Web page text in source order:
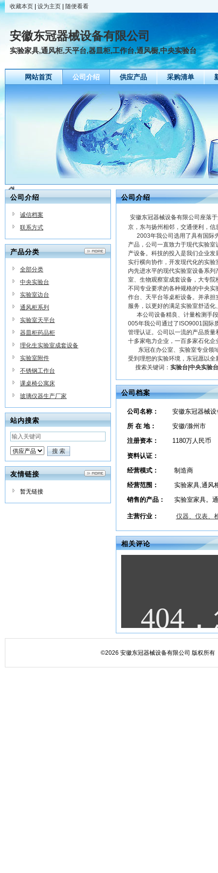
收藏本页 设为主页 随便看看
安徽东冠器械设备有限公司
实验家具,通风柜,天平台,器皿柜,工作台,通风橱,中央实验台
网站首页 公司介绍 供应产品 采购清单
公司介绍
诚信档案
联系方式
产品分类
全部分类
中央实验台
实验室边台
通风柜系列
实验室天平台
器皿柜药品柜
理化生实验室成套设备
实验室附件
不锈钢工作台
课桌椅公寓床
玻璃仪器生产厂家
站内搜索
友情链接
暂无链接
公司介绍
安徽东冠器械设备有限公司座落
京，东与扬州相邻，交通便利，
2003年我公司选用了具有国际
产品，公司一直致力于现代实验
产设备。科技的投入是我们企业
实行横向协作，开发现代化的实
内先进水平的现代实验室设备系
室、生物观察室成套设备，大专
不同专业要求的各种规格的中央
作台、天平台等桌柜设备。并承
服务，以更好的满足实验室舒适
本公司设备精良、计量检测手段
005年我公司通过了ISO9001国际
管理认证。公司以一流的产品质
十多家电力企业，一百多家石化
东冠在办公室、实验室专业领域
受到理想的实验环境，东冠愿以
搜索关键词： 实验台|中央实验
公司档案
公司名称：
安徽东冠器械
所 在 地：
安徽/滁州市
注册资本：
1180万人民币
资料认证：
经营模式：
制造商
经营范围：
实验家具,通风
销售的产品：
实验室家具。
主营行业： 仪器、仪表、
相关评论
©2026 安徽东冠器械设备有限公司 版权所